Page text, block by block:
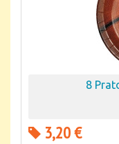
8
3,20 €